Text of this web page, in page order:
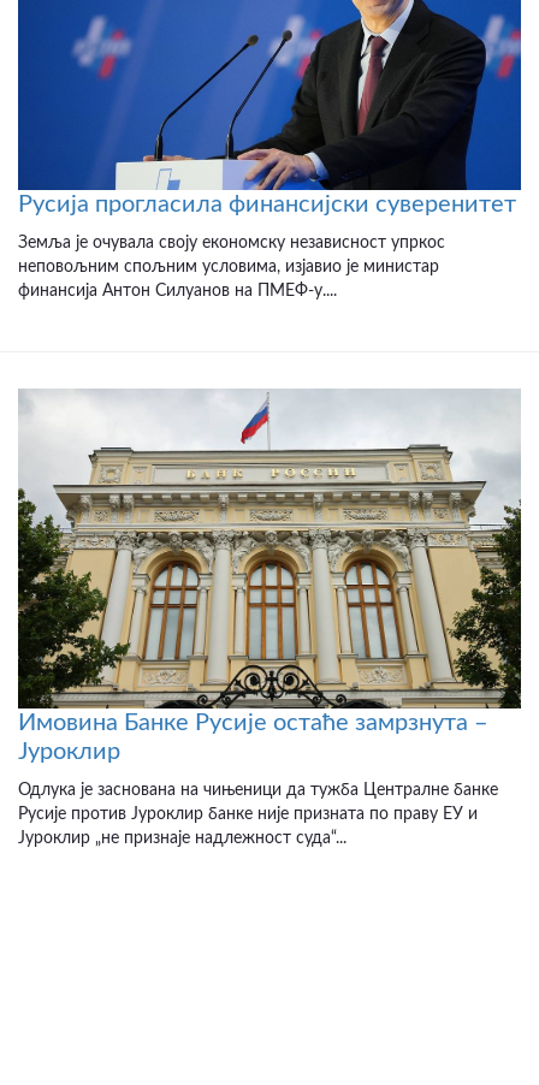
Русија прогласила финансијски суверенитет
Земља је очувала своју економску независност упркос
неповољним спољним условима, изјавио је министар
финансија Антон Силуанов на ПМЕФ-у....
Имовина Банке Русије остаће замрзнута –
Јуроклир
Одлука је заснована на чињеници да тужба Централне банке
Русије против Јуроклир банке није призната по праву ЕУ и
Јуроклир „не признаје надлежност суда“...